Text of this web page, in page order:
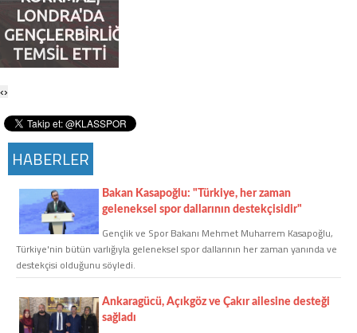
Facebook
Twitter
Google Plus
Instagram
Hakkımızda
Hakkımızda
Blog
Künye
LONDRA'DA
GENÇLERBİRLİĞİ'Nİ
TEMSİL ETTİ
‹›
HABERLER
Bakan Kasapoğlu: "Türkiye, her zaman
geleneksel spor dallarının destekçisidir"
Gençlik ve Spor Bakanı Mehmet Muharrem Kasapoğlu,
Türkiye'nin bütün varlığıyla geleneksel spor dallarının her zaman yanında ve
destekçisi olduğunu söyledi.
Ankaragücü, Açıkgöz ve Çakır ailesine desteği
sağladı